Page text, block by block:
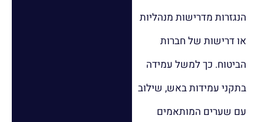
הנגזרות מדרישות מנהליות
או דרישות של חברות
הביטוח. כך למשל עמידה
בתקני עמידות באש, שילוב
עם שערים המותאמים